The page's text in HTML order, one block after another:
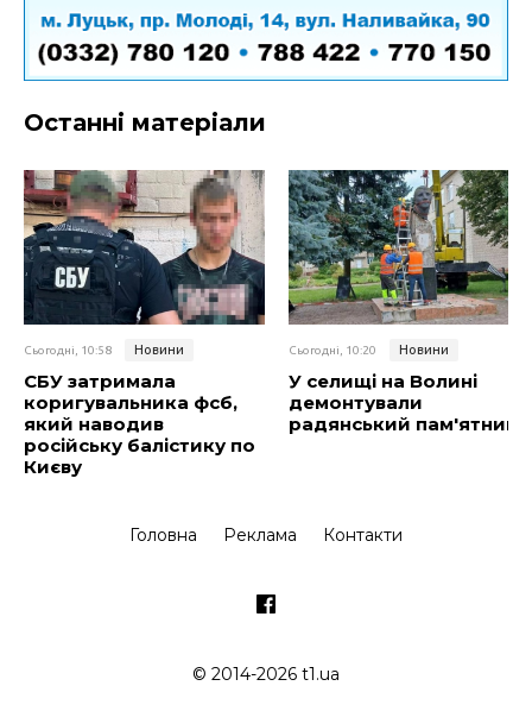
Останні матеріали
Сьогодні, 10:58 Новини
СБУ затримала
коригувальника фсб,
який наводив
російську балістику по
Києву
Сьогодні, 10:20 Новини
У селищі на Волині
демонтували
радянський пам'ятник
Головна Реклама Контакти
© 2014-2026 t1.ua